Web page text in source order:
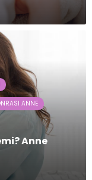
ANNE
Anne